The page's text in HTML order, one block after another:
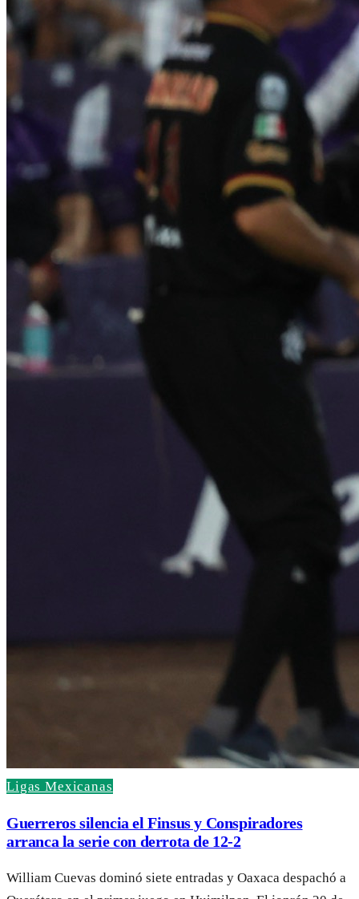
Ligas Mexicanas
Guerreros silencia el Finsus y Conspiradores
arranca la serie con derrota de 12-2
William Cuevas dominó siete entradas y Oaxaca despachó a